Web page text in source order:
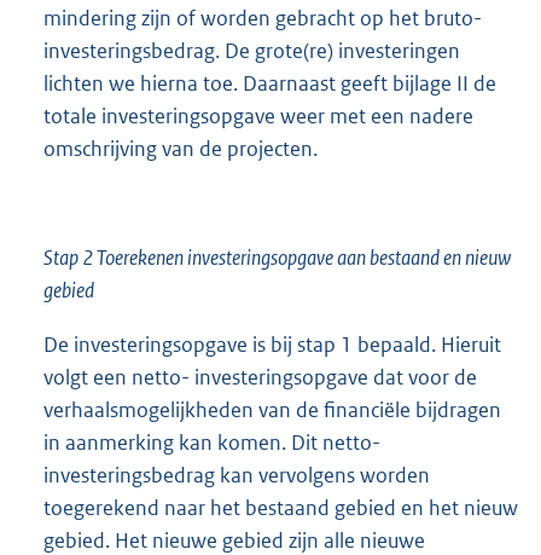
mindering zijn of worden gebracht op het bruto-
investeringsbedrag. De grote(re) investeringen
lichten we hierna toe. Daarnaast geeft bijlage II de
totale investeringsopgave weer met een nadere
omschrijving van de projecten.
Stap 2 Toerekenen investeringsopgave aan bestaand en nieuw
gebied
De investeringsopgave is bij stap 1 bepaald. Hieruit
volgt een netto- investeringsopgave dat voor de
verhaalsmogelijkheden van de financiële bijdragen
in aanmerking kan komen. Dit netto-
investeringsbedrag kan vervolgens worden
toegerekend naar het bestaand gebied en het nieuw
gebied. Het nieuwe gebied zijn alle nieuwe